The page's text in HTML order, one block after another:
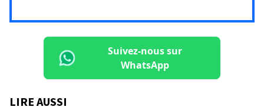
Suivez-nous sur
WhatsApp
LIRE AUSSI